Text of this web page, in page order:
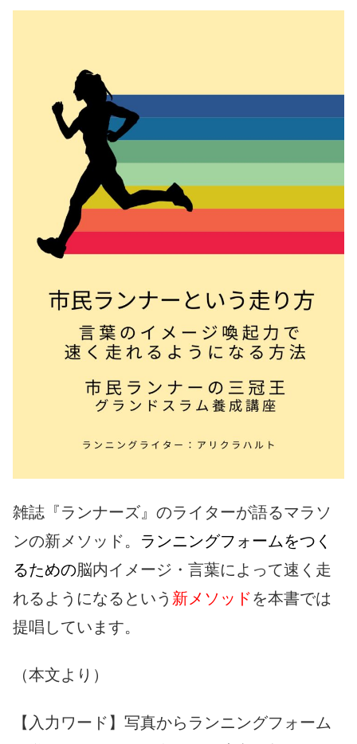
雑誌『ランナーズ』のライターが語るマラソ
ンの新メソッド。 ランニングフォームをつく
るための脳内イメージ・言葉によって速く走
れるようになるという 新メソッドを本書では
提唱しています。
（本文より）
【入力ワード】写真からランニングフォーム